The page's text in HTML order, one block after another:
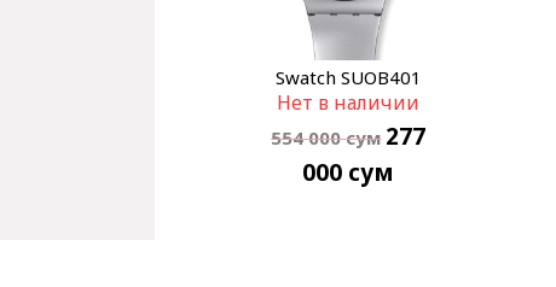
Swatch SUOB401
Нет в наличии
554 000сум 277
000 сум